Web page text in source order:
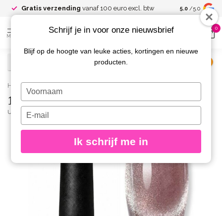
Gratis verzending vanaf 100 euro excl. btw 5.0 /5.0
MENU
0
Home / 18 Opal Cat Eye Gelpolish
18 Opal Cat Eye Gelpolish
URBAN NAILS
Schrijf je in voor onze nieuwsbrief
Blijf op de hoogte van leuke acties, kortingen en nieuwe
producten.
Typ
je
naam
Typ
je
e-
in
Ik schrijf me in